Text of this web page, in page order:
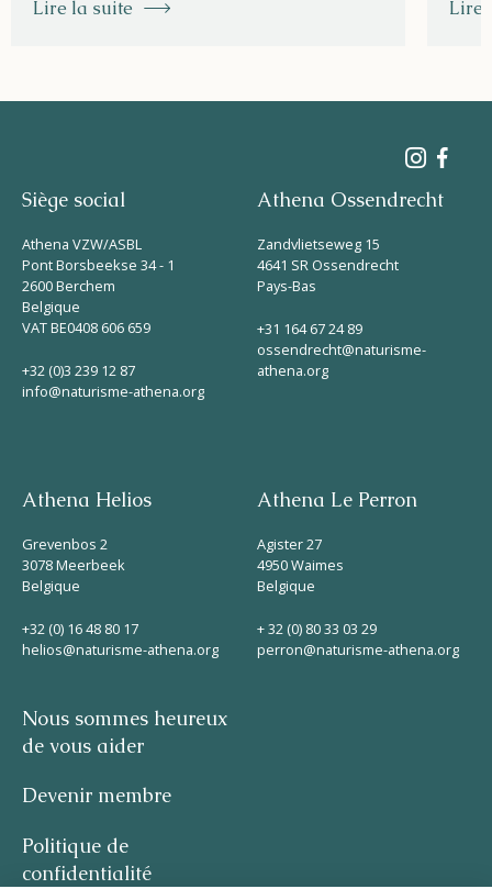
Lire la suite Lire
Siège social
Athena VZW/ASBL
Pont Borsbeekse 34 - 1
2600 Berchem
Belgique
VAT BE0408 606 659
+32 (0)3 239 12 87
info@naturisme-athena.org
Athena Ossendrecht
Zandvlietseweg 15
4641 SR Ossendrecht
Pays-Bas
+31 164 67 24 89
ossendrecht@naturisme-
athena.org
Athena Helios
Grevenbos 2
3078 Meerbeek
Belgique
+32 (0) 16 48 80 17
helios@naturisme-athena.org
Athena Le Perron
Agister 27
4950 Waimes
Belgique
+ 32 (0) 80 33 03 29
perron@naturisme-athena.org
Nous sommes heureux
de vous aider
Devenir membre
Politique de
confidentialité